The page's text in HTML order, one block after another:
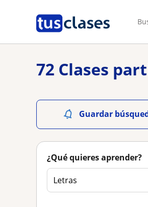
72 Clases
Guardar
¿Qué quieres aprender?